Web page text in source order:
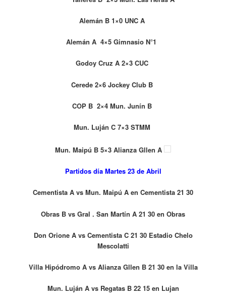
Alemán B 1×0 UNC A
Alemán A 4×5 Gimnasio N°1
Godoy Cruz A 2×3 CUC
Cerede 2×6 Jockey Club B
COP B 2×4 Mun. Junín B
Mun. Luján C 7×3 STMM
Mun. Maipú B 5×3 Alianza Gllen A
Partidos día Martes 23 de Abril
Cementista A vs Mun. Maipú A en Cementista 21 30
Obras B vs Gral . San Martín A 21 30 en Obras
Don Orione A vs Cementista C 21 30 Estadio Chelo
Mescolatti
Villa Hipódromo A vs Alianza Gllen B 21 30 en la Villa
Mun. Luján A vs Regatas B 22 15 en Lujan